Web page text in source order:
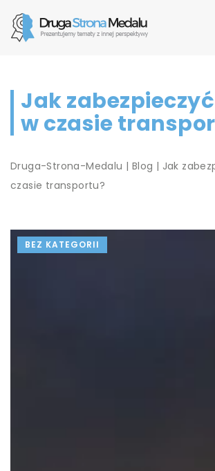
Jak
w czasie
Druga-Strona-Medalu | Blog | Jak
czasie transportu?
BEZ KATEGORII